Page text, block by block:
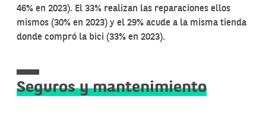
46% en 2023). El 33% realizan las reparaciones ellos
mismos (30% en 2023) y el 29% acude a la misma tienda
donde compró la bici (33% en 2023).
Seguros y mantenimiento